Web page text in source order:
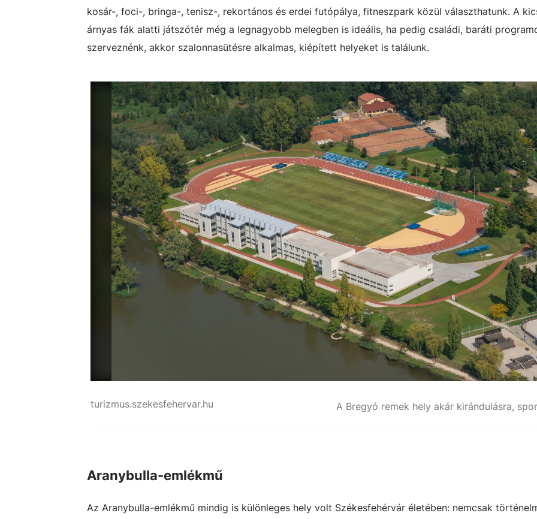
kosár-, foci-, bringa-, tenisz-, rekortános és erdei futópálya, fitneszpark közül választhatunk. A
árnyas fák alatti játszótér még a legnagyobb melegben is ideális, ha pedig családi, baráti
szerveznénk, akkor szalonnasütésre alkalmas, kiépített helyeket is találunk.
turizmus.szekesfehervar.hu
Aranybulla-emlékmű
Az Aranybulla-emlékmű mindig is különleges hely volt Székesfehérvár életében: nemcsak